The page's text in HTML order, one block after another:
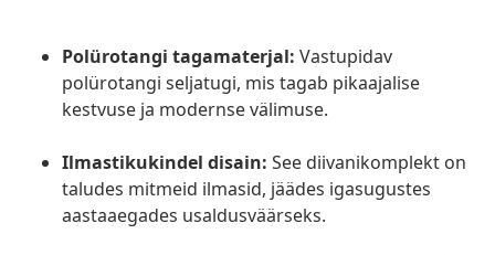
Polürotangi tagamaterjal: Vastupidav
polürotangi seljatugi, mis tagab pikaajalise
kestvuse ja modernse välimuse.
Ilmastikukindel disain: See diivanikomplekt on
taludes mitmeid ilmasid, jäädes igasugustes
aastaaegades usaldusväärseks.